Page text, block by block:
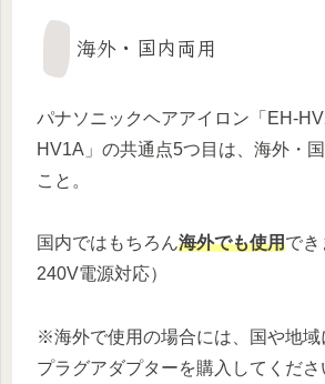
海外・国内両用
パナソニックヘアアイロン「EH-
HV1A」の共通点5つ目は、海外・
こと。
国内ではもちろん海外でも使用で
240V電源対応）
※海外で使用の場合には、国や地域
プラグアダプターを購入してくださ